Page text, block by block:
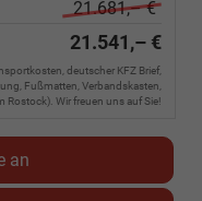
21.681,– €
21.541,– €
deutscher KFZ Brief,
Fußmatten, Verbandskasten,
Rostock). Wir freuen uns auf Sie!
an